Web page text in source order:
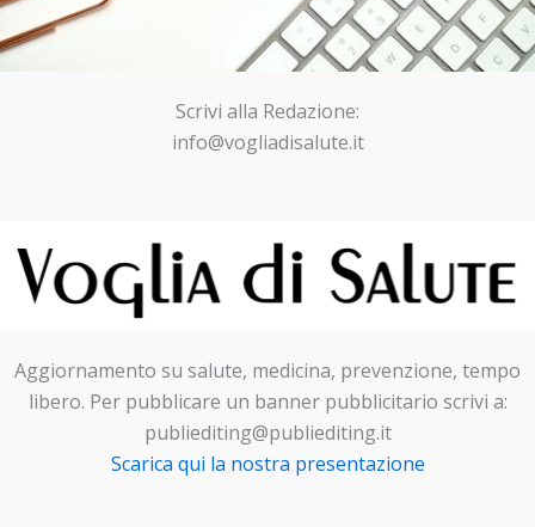
Scrivi alla Redazione:
info@vogliadisalute.it
Aggiornamento su salute, medicina, prevenzione, tempo
libero. Per pubblicare un banner pubblicitario scrivi a:
publiediting@publiediting.it
Scarica qui la nostra presentazione